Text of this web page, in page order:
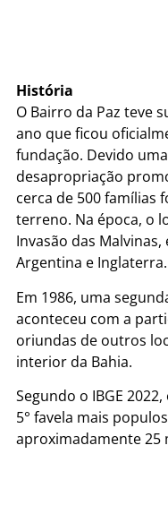
História
O Bairro da Paz teve
ano que ficou
fundação. Devido
desapropriação
cerca de 500 famílias
terreno. Na época, o
Invasão das
Argentina e Inglaterra.
Em 1986, uma
aconteceu com a
oriundas de outros
interior da Bahia.
Segundo o IBGE
5° favela mais
aproximadamente 25